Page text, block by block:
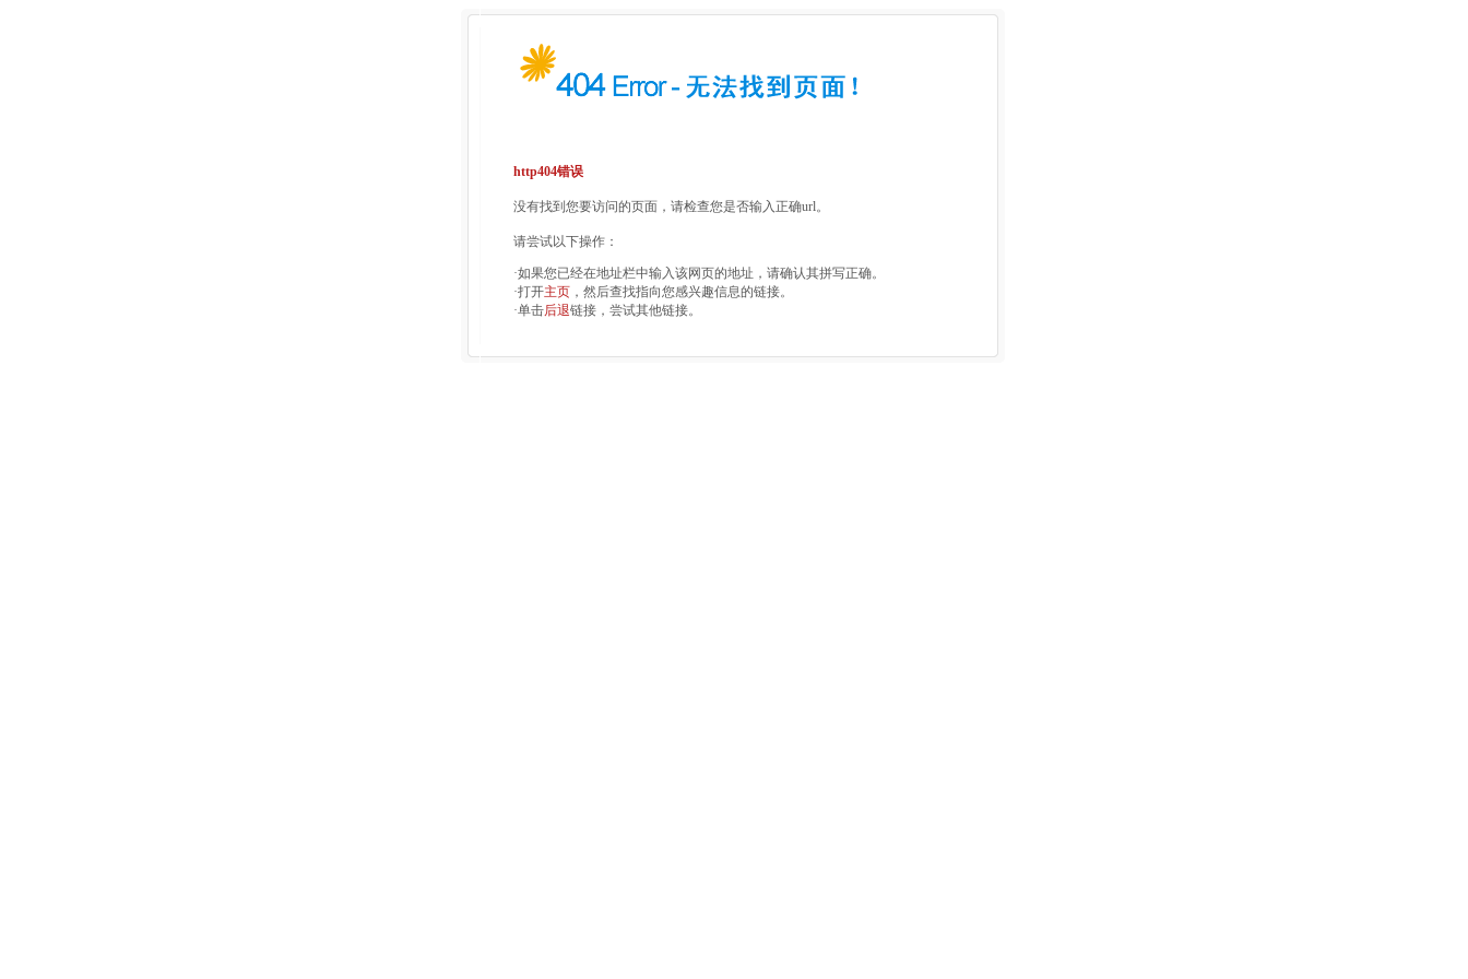
http404错误
没有找到您要访问的页面，请检查您是否输入正确url。
请尝试以下操作：
·如果您已经在地址栏中输入该网页的地址，请确认其拼写正确。
·打开主页 ，然后查找指向您感兴趣信息的链接。
·单击后退链接，尝试其他链接。